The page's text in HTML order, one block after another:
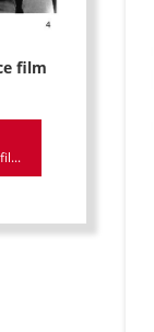
film